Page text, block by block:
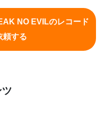
NO EVILのレコード
頼する